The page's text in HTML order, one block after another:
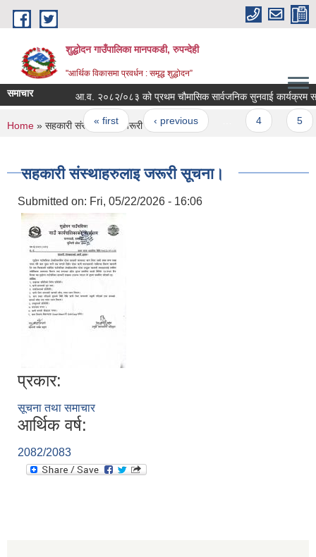
Skip to main content
शुद्धोदन गाउँपालिका मानपकडी, रुपन्देही
"आर्थिक विकासमा प्रवर्धन : समृद्ध शुद्धोदन”
समाचार आ.व. २०८२/०८३ को प्रथम चौमासिक सार्वजनिक सुनवाई कार्यक्रम
Pages
« first ‹ previous
You are here
Home » सहकारी संस्थाहरुलाइ जरूरी सूचना।
सहकारी संस्थाहरुलाइ जरूरी सूचना।
Submitted on: Fri, 05/22/2026 - 16:06
प्रकार:
सूचना तथा समाचार
आर्थिक वर्ष:
2082/2083